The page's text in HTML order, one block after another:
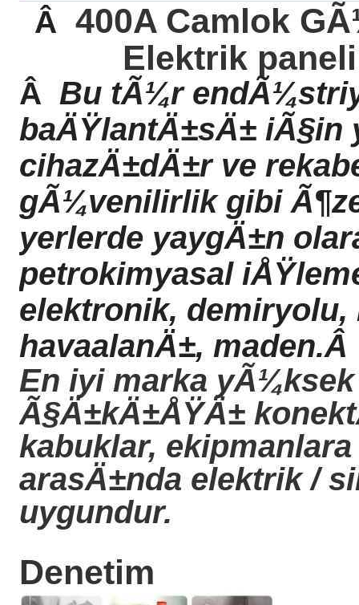
Â 400A Camlok
Elektrik
Â Bu tÃ¼r
baÄŸlantÄ±sÄ± iÃ§in
cihazÄ±dÄ±r ve
gÃ¼venilirlik gibi
yerlerde yaygÄ±n
petrokimyasal
elektronik, demiryolu,
havaalanÄ±, maden.Â
En iyi marka
Ã§Ä±kÄ±ÅŸÄ±
kabuklar,
arasÄ±nda elektrik /
uygundur.
Denetim